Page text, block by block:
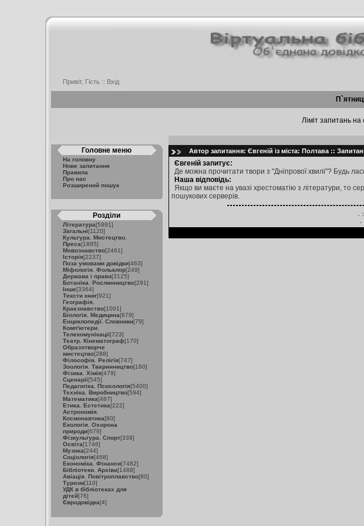
Привіт, Гість :: Вхід
Ліміт запитань на
Головне меню
На головну
Нове запитання
Правила
Про нас
Розширений пошук
Розділи
Література[5991]
Загальні[1120]
Культура. Мистецтво.
Преса[1895]
Мовознавство[2461]
Історія[2237]
Поза умовами довідки[463]
Міфологія. Фольклор[249]
Держава і право[3125]
Ботаніка. Рослинництво[291]
Інше[3364]
Тексти книг[921]
Географія.
Краєзнавство[1001]
Біологія. Медицина[679]
Енциклопедії. Словники[79]
Комп'ютери.
Телекомунікації[723]
Театр. Кінематограф[170]
Образотворче
мистецтво[288]
Філософія. Релігія[747]
Зоологія. Тваринництво[180]
Фізика. Хімія[479]
Сценарії[545]
Педагогіка. Психологія[5400]
Техніка. Виробництво[594]
Математика[487]
Етика. Естетика[222]
Астрономія.
Космонавтика[80]
Екологія. Охорона
природи[679]
Фізкультура. Спорт[339]
Освіта[1746]
Музика[244]
Соціологія[468]
Економіка. Фінанси[7482]
Бібліотеки. Архіви[1488]
Авіація. Повітроплавство[80]
Туризм[110]
УДК в бібліотеках для
дітей[76]
Євродовідка[4]
Автор запитання: Євгеній із міста: Полтава ::
Євгеній запитує:
Де можна прочитати твори з "Дніпрової хвилі"? Будь
Наша відповідь:
Якщо ви маєте на увазі хрестоматію з літератури, то
пошукових серверів.